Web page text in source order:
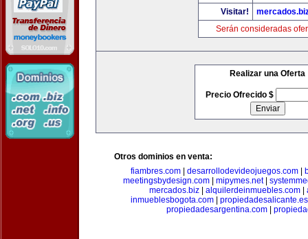
Visitar!
Serán consideradas
Realizar una Oferta
Precio Ofrecido $
Otros dominios en venta:
fiambres.com| desarrollodevideojuegos.com|
meetingsbydesign.com| mipymes.net|
mercados.biz| alquilerdeinmuebles.com|
inmueblesbogota.com| propiedadesalicante.es
propiedadesargentina.com|